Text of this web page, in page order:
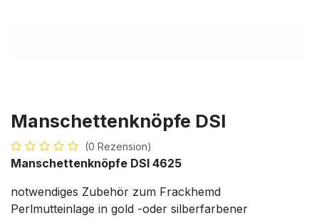
Manschettenknöpfe DSI
(0 Rezension)
Manschettenknöpfe DSI 4625
notwendiges Zubehör zum Frackhemd
Perlmutteinlage in gold -oder silberfarbener